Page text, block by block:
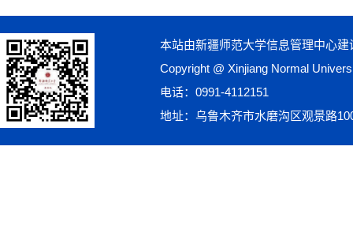
本站由新疆师范大学信息管理中心建
Copyright @ Xinjiang Normal
电话：0991-4112151
地址：乌鲁木齐市水磨沟区观景路